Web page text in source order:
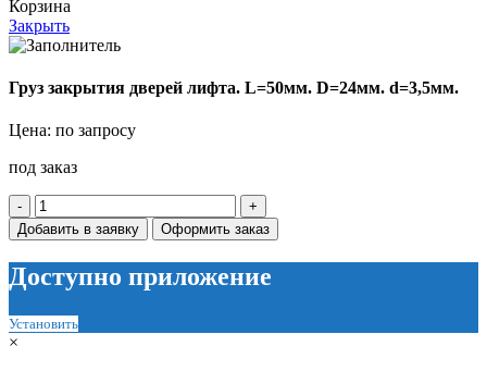
Корзина
Закрыть
Груз закрытия дверей лифта. L=50мм. D=24мм. d=3,5мм.
Цена: по запросу
под заказ
Количество
товара
Груз
закрытия
дверей
L=50мм.
Добавить в заявку Оформить заказ
Доступно приложение
Установить
×